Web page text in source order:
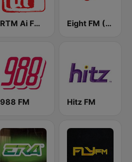
RTM Ai FM 89.3 Eight FM (One FM 881)
988 FM Hitz FM